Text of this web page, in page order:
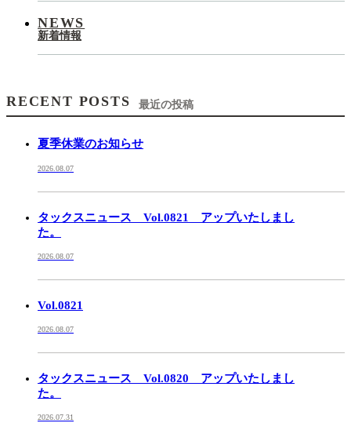
NEWS
新着情報
RECENT POSTS 最近の投稿
夏季休業のお知らせ
2026.08.07
タックスニュース Vol.0821 アップいたしまし
た。
2026.08.07
Vol.0821
2026.08.07
タックスニュース Vol.0820 アップいたしまし
た。
2026.07.31